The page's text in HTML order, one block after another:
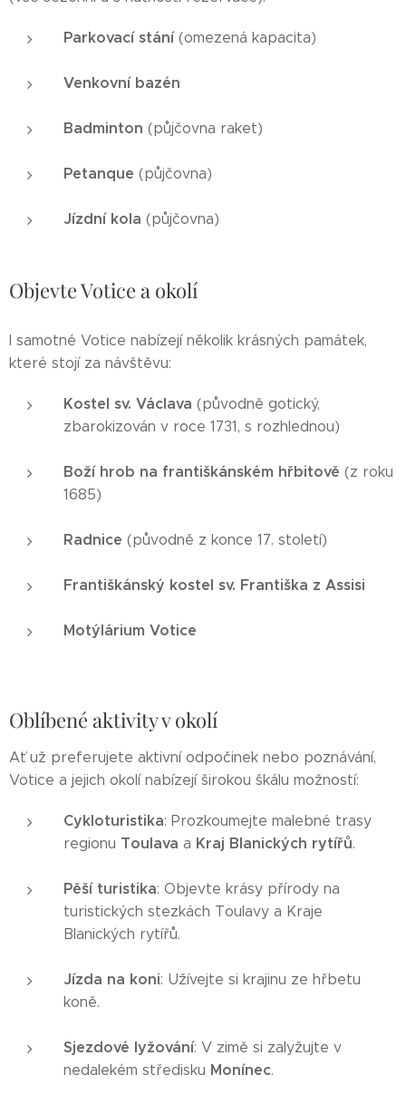
Parkovací stání(omezená kapacita)
Venkovní bazén
Badminton (půjčovna raket)
Petanque (půjčovna)
Jízdní kola (půjčovna)
Objevte Votice a okolí
I samotné Votice nabízejí několik krásných památek,
které stojí za návštěvu:
Kostel sv. Václava (původně gotický,
zbarokizován v roce 1731, s rozhlednou)
Boží hrob na františkánském hřbitově (z roku
1685)
Radnice (původně z konce 17. století)
Františkánský kostel sv. Františka z Assisi
Motýlárium Votice
Oblíbené aktivity v okolí
Ať už preferujete aktivní odpočinek nebo poznávání,
Votice a jejich okolí nabízejí širokou škálu možností:
Cykloturistika: Prozkoumejte malebné trasy
regionu Toulava a Kraj Blanických rytířů.
Pěší turistika: Objevte krásy přírody na
turistických stezkách Toulavy a Kraje
Blanických rytířů.
Jízda na koni: Užívejte si krajinu ze hřbetu
koně.
Sjezdové lyžování: V zimě si zalyžujte v
nedalekém středisku Monínec.